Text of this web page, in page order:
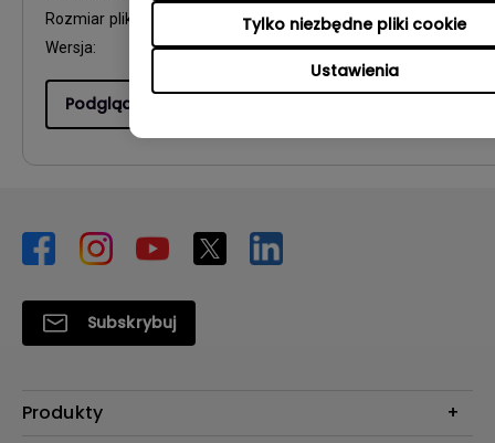
Ustawienia
Tylko niezbędne pliki cookie
Rozmiar pliku:
Wersja:
Podgląd
Subskrybuj
Produkty